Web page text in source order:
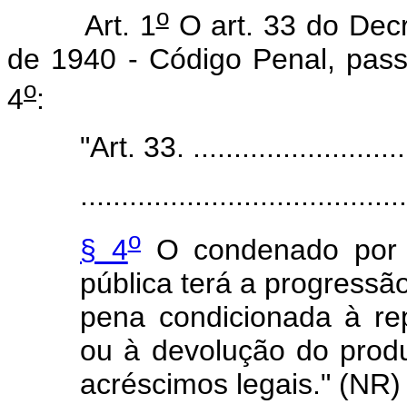
Art. 1o O art. 33 do
de 1940 - Código Penal,
4o:
"Art. 33.
§ 4oO condenado por
pública terá a
pena condicionada à
ou à devolução do
acréscimos legais." (NR)